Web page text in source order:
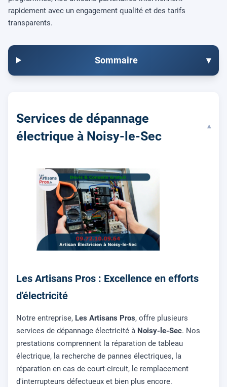
rapidement avec un engagement qualité et des tarifs
transparents.
Sommaire ▾
Services de dépannage
électrique à Noisy-le-Sec
▾
Les Artisans Pros : Excellence en efforts
d'électricité
Notre entreprise, Les Artisans Pros, offre plusieurs
services de dépannage électricité à Noisy-le-Sec. Nos
prestations comprennent la réparation de tableau
électrique, la recherche de pannes électriques, la
réparation en cas de court-circuit, le remplacement
d'interrupteurs défectueux et bien plus encore.